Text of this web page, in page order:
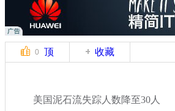
0 顶 收藏
美国泥石流失踪人数降至30人